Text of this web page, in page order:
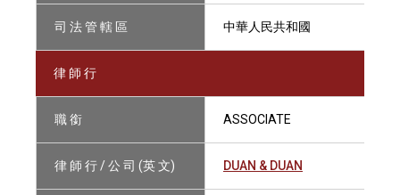
司 法 管 轄 區 中華人民共和國
律 師 行
職 銜 ASSOCIATE
律 師 行 / 公 司 (英 文) DUAN & DUAN